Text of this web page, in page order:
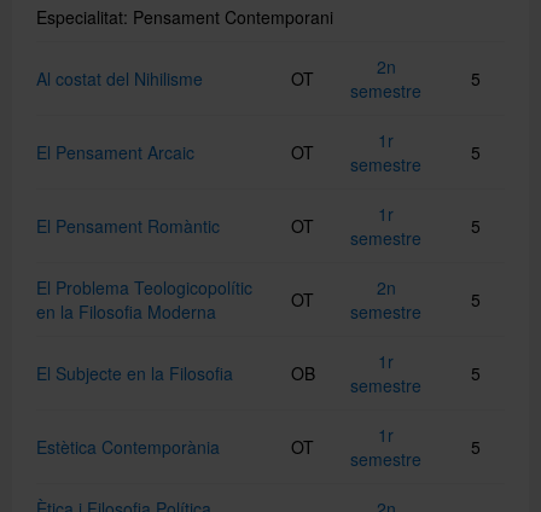
Especialitat: Pensament Contemporani
Al costat del Nihilisme OT
2n
semestre
5
El Pensament Arcaic OT
1r
semestre
5
El Pensament Romàntic OT
1r
semestre
5
El Problema Teologicopolític
en la Filosofia Moderna
OT
2n
semestre
5
El Subjecte en la Filosofia OB
1r
semestre
5
Estètica Contemporània OT
1r
semestre
5